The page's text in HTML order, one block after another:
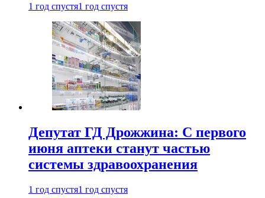
1 год спустя1 год спустя
Депутат ГД Дрожжина: С первого
июня аптеки станут частью
системы здравоохранения
1 год спустя1 год спустя